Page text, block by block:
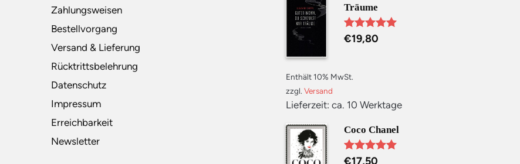
Zahlungsweisen
Bestellvorgang
Versand & Lieferung
Rücktrittsbelehrung
Datenschutz
Impressum
Erreichbarkeit
Newsletter
Träume
Bewertet mit
€19,80
Enthält 10% MwSt.
zzgl. Versand
Lieferzeit: ca. 10 Werktage
Coco Chanel
Bewertet mit
€17,50